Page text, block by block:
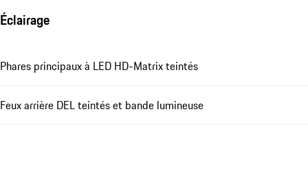
Éclairage
Phares principaux à LED HD-Matrix teintés
Feux arrière DEL teintés et bande lumineuse